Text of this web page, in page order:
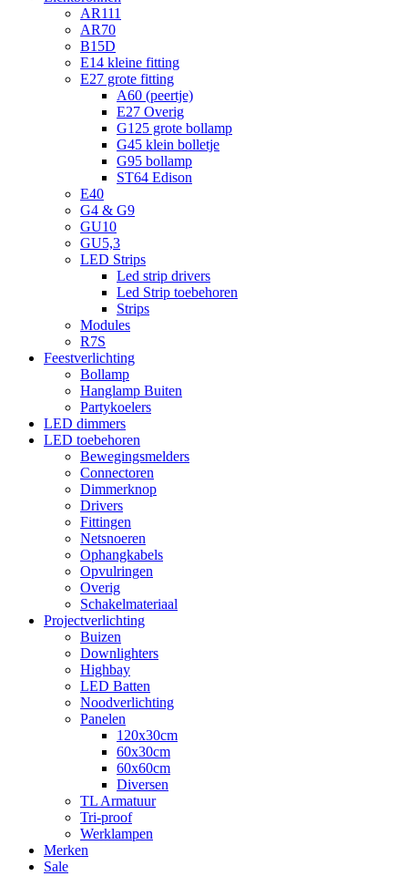
AR111
AR70
B15D
E14 kleine fitting
E27 grote fitting
A60 (peertje)
E27 Overig
G125 grote bollamp
G45 klein bolletje
G95 bollamp
ST64 Edison
E40
G4 & G9
GU10
GU5,3
LED Strips
Led strip drivers
Led Strip toebehoren
Strips
Modules
R7S
Feestverlichting
Bollamp
Hanglamp Buiten
Partykoelers
LED dimmers
LED toebehoren
Bewegingsmelders
Connectoren
Dimmerknop
Drivers
Fittingen
Netsnoeren
Ophangkabels
Opvulringen
Overig
Schakelmateriaal
Projectverlichting
Buizen
Downlighters
Highbay
LED Batten
Noodverlichting
Panelen
120x30cm
60x30cm
60x60cm
Diversen
TL Armatuur
Tri-proof
Werklampen
Merken
Sale